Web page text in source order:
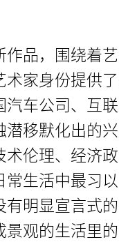
品，围绕着
家身份提供
车公司、互
移默化出的
伦理、经济
生活中最习
明显宣言式
观的生活里的